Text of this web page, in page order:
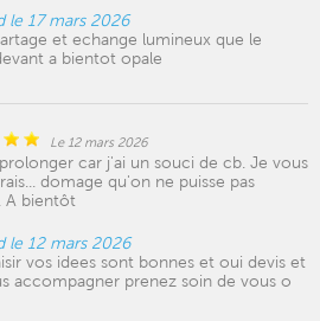
le 17 mars 2026
et echange lumineux que le
a bientot opale
Le 12 mars 2026
car j'ai un souci de cb. Je vous
domage qu'on ne puisse pas
A bientôt
le 12 mars 2026
vos idees sont bonnes et oui devis et
accompagner prenez soin de vous o